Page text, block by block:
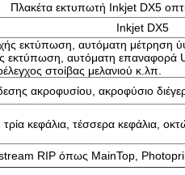
Πλακέτα εκτυπωτή Inkjet DX5
Inkjet DX5
εκτύπωση, αυτόματη μέτρηση
εκτύπωση, αυτόματη επαναφορά
στοίβας μελανιού κ.λπ.
ακροφυσίου, ακροφύσιο
κεφάλια, τέσσερα κεφάλια,
RIP όπως MainTop,